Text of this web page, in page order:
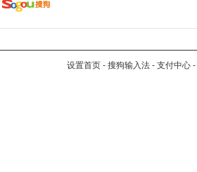
设置首页 - 搜狗输入法 - 支付中心 -